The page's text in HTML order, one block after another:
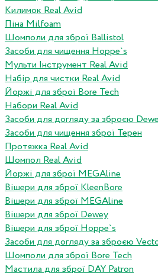
Килимок Real Avid
Піна Milfoam
Шомполи для зброї Ballistol
Засоби для чищення Hoppe`s
Мульти Інструмент Real Avid
Набір для чистки Real Avid
Йоржі для зброї Bore Tech
Набори Real Avid
Засоби для догляду за зброєю
Засоби для чищення зброї Терен
Протяжка Real Avid
Шомпол Real Avid
Йоржі для зброї MEGAline
Вішери для зброї KleenBore
Вішери для зброї MEGAline
Вішери для зброї Dewey
Вішери для зброї Hoppe`s
Засоби для догляду за зброєю
Шомполи для зброї Bore Tech
Мастила для зброї DAY Patron